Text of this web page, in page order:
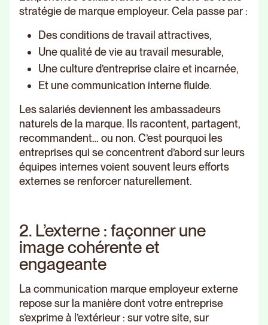
stratégie de marque employeur. Cela passe par :
Des conditions de travail attractives,
Une qualité de vie au travail mesurable,
Une culture d’entreprise claire et incarnée,
Et une communication interne fluide.
Les salariés deviennent les ambassadeurs
naturels de la marque. Ils racontent, partagent,
recommandent… ou non. C’est pourquoi les
entreprises qui se concentrent d’abord sur leurs
équipes internes voient souvent leurs efforts
externes se renforcer naturellement.
2. L’externe : façonner une
image cohérente et
engageante
La communication marque employeur externe
repose sur la manière dont votre entreprise
s’exprime à l’extérieur : sur votre site, sur